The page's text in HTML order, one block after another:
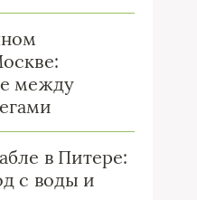
между
в Питере:
с воды и